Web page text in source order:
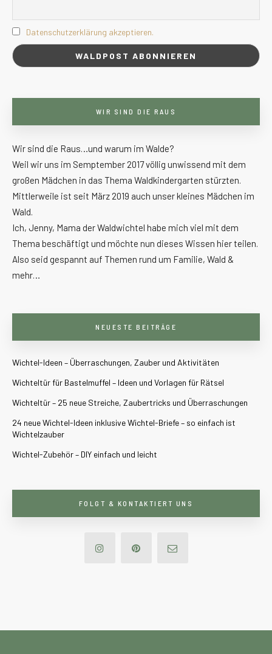
Datenschutzerklärung akzeptieren.
WIR SIND DIE RAUS
Wir sind die Raus…und warum im Walde?
Weil wir uns im Semptember 2017 völlig unwissend mit dem
großen Mädchen in das Thema Waldkindergarten stürzten.
Mittlerweile ist seit März 2019 auch unser kleines Mädchen im
Wald.
Ich, Jenny, Mama der Waldwichtel habe mich viel mit dem
Thema beschäftigt und möchte nun dieses Wissen hier teilen.
Also seid gespannt auf Themen rund um Familie, Wald &
mehr…
NEUESTE BEITRÄGE
Wichtel-Ideen – Überraschungen, Zauber und Aktivitäten
Wichteltür für Bastelmuffel – Ideen und Vorlagen für Rätsel
Wichteltür – 25 neue Streiche, Zaubertricks und Überraschungen
24 neue Wichtel-Ideen inklusive Wichtel-Briefe – so einfach ist
Wichtelzauber
Wichtel-Zubehör – DIY einfach und leicht
FOLGT & KONTAKTIERT UNS